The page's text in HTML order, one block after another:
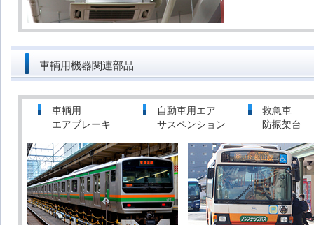
車輌用機器関連部品
車輌用
エアブレーキ
自動車用エア
サスペンション
救急車
防振架台